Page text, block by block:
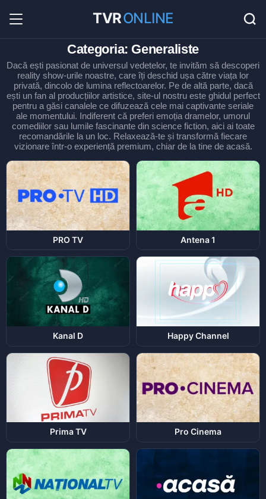
TVRONLINE 36
Listă cu canale favorite...
Categoria: Generaliste
Dacă ești pasionat de universul vedetelor, te invităm să descoperi
reality show-urile noastre, care îți deschid ușa către viața lor
privată, dincolo de lumina reflectoarelor. Pe de altă parte, dacă
ești un fan al producțiilor artistice, site-ul nostru este ghidul perfect
pentru a găsi canalele ce difuzează cele mai captivante seriale
ale momentului. Indiferent că preferi emoția dramelor, umorul
comediilor sau lumile fascinante din science fiction, aici ai toate
recomandările la un loc. Relaxează-te și transformă fiecare
vizionare într-o experiență premium, chiar de la tine de acasă.
PRO TV Antena 1
Kanal D Happy Channel
Prima TV Pro Cinema